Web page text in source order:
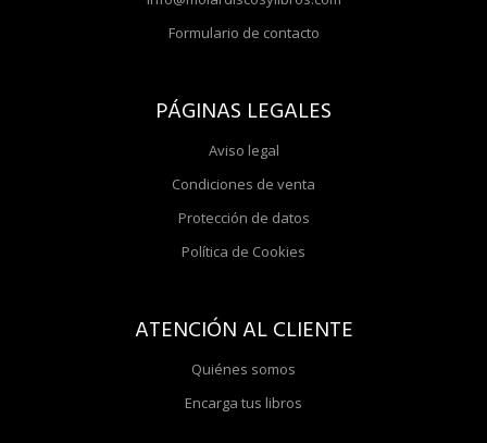
Formulario de contacto
PÁGINAS LEGALES
Aviso legal
Condiciones de venta
Protección de datos
Política de Cookies
ATENCIÓN AL CLIENTE
Quiénes somos
Encarga tus libros